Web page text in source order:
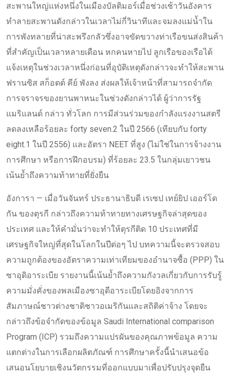
สะพานใหญ่แห่งหนึ่งในเมืองบัลติมอร์เมื่อช่วงเช้าวันอังคาร
ทำลายสะพานดังกล่าวในเวลาไม่กี่วินาทีและจมลงแม่น้ำใน
การพังทลายที่น่าสะพรึงกลัวซึ่งอาจขัดขวางท่าเรือขนส่งสินค้า
ที่สำคัญเป็นเวลาหลายเดือน หกคนหายไป ลูกเรือของเรือได้
แจ้งเหตุในช่วงเวลาหนึ่งก่อนที่อุบัติเหตุดังกล่าวจะทำให้สะพาน
ฟรานซิส สก็อตต์ คีย์ พังลง ส่งผลให้เจ้าหน้าที่สามารถจำกัด
การจราจรของยานพาหนะในช่วงดังกล่าวได้ ผู้ว่าการรัฐ
แมริแลนด์ กล่าว ทั่วโลก การมีส่วนร่วมของกำลังแรงงานสตรี
ลดลงเหลือร้อยละ forty seven.2 ในปี 2566 (เทียบกับ forty
eight.1 ในปี 2556) และอัตรา NEET ที่สูง (ไม่ใช่ในการจ้างงาน
การศึกษา หรือการฝึกอบรม) ที่ร้อยละ 23.5 ในกลุ่มเยาวชน
เน้นย้ำถึงความท้าทายที่ยั่งยืน
อังการา — เมื่อวันจันทร์ ประธานาธิบดี เรเซป เทย์ยิป เออร์โด
กัน ของตุรกี กล่าวถึงความท้าทายทางเศรษฐกิจล่าสุดของ
ประเทศ และให้คำมั่นว่าจะทำให้ตุรกีติด 10 ประเทศที่มี
เศรษฐกิจใหญ่ที่สุดในโลกในปีต่อๆ ไป บทความนี้จะตรวจสอบ
ความถูกต้องของอัตราความเท่าเทียมของอำนาจซื้อ (PPP) ใน
ซาอุดิอาระเบีย รายงานนี้เน้นย้ำถึงความกังวลเกี่ยวกับการรับรู้
ความมั่งคั่งของพลเมืองซาอุดีอาระเบียโดยอิงจากการ
สัมภาษณ์ชาวต่างชาติชาวอเมริกันและสถิติค่าจ้าง โดยจะ
กล่าวถึงข้อจำกัดของข้อมูล Saudi International comparison
Program (ICP) รวมถึงความแปรผันของคุณภาพข้อมูล ความ
แตกต่างในการเลือกผลิตภัณฑ์ การศึกษาครั้งนี้นำเสนอข้อ
เสนอนโยบายเชิงนวัตกรรมที่ออกแบบมาเพื่อปรับปรุงจุดยืน